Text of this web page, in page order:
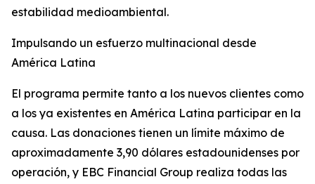
estabilidad medioambiental.
Impulsando un esfuerzo multinacional desde
América Latina
El programa permite tanto a los nuevos clientes como
a los ya existentes en América Latina participar en la
causa. Las donaciones tienen un límite máximo de
aproximadamente 3,90 dólares estadounidenses por
operación, y EBC Financial Group realiza todas las